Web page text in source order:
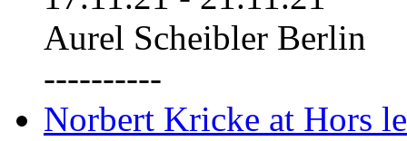
Aurel Scheibler Berlin
----------
Norbert Kricke at Hors